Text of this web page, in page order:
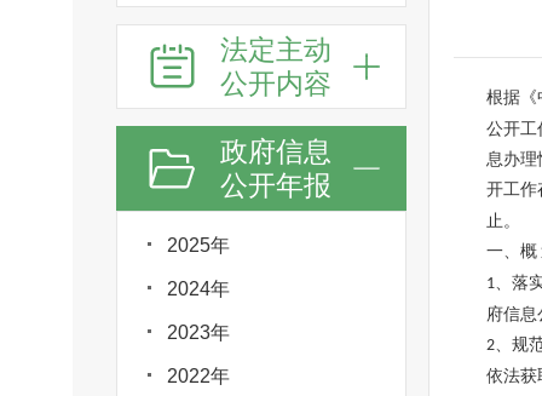
法定主动
公开内容
政府信息
公开年报
2025年
2024年
2023年
2022年
根据《
公开工
息办理
开工作
止。
一、概
1、落
府信息
2、规
依法获